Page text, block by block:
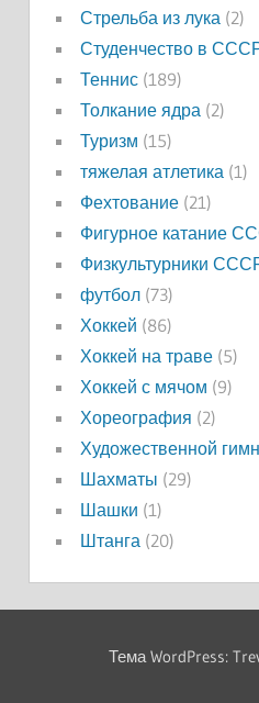
Стрельба из лука(2)
Студенчество в
Теннис(189)
Толкание ядра(2)
Туризм (15)
тяжелая атлетика(1)
Фехтование(21)
Фигурное катание
Физкультурники
футбол(73)
Хоккей (86)
Хоккей на траве(5)
Хоккей с мячом (9)
Хореография (2)
Художественной
Шахматы (29)
Шашки (1)
Штанга(20)
Тема WordPress: